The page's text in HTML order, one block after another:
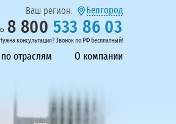
Ваш регион: Белгород
8 800 533 86 03
Нужна консультация? Звонок по РФ бесплатный!
отраслям О компании